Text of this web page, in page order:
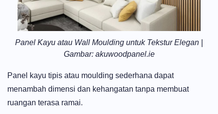
Panel Kayu atau Wall Moulding untuk Tekstur Elegan |
Gambar: akuwoodpanel.ie
Panel kayu tipis atau moulding sederhana dapat
menambah dimensi dan kehangatan tanpa membuat
ruangan terasa ramai.